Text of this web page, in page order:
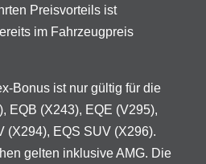
Preisvorteils ist
im Fahrzeugpreis
Bonus ist nur gültig für die
EQB (X243), EQE (V295),
(X294), EQS SUV (X296).
gelten inklusive AMG. Die